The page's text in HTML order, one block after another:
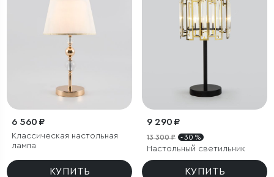
6 560 ₽
Классическая настольная
лампа
КУПИТЬ
9 290 ₽
13 300 ₽ - 30 %
Настольный светильник
КУПИТЬ